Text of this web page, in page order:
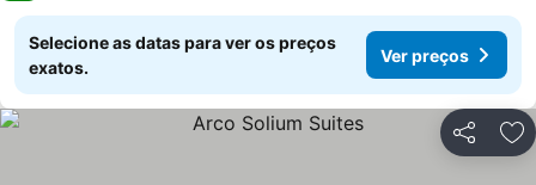
Selecione as datas para ver os preços
exatos.
Ver preços
Partilhar